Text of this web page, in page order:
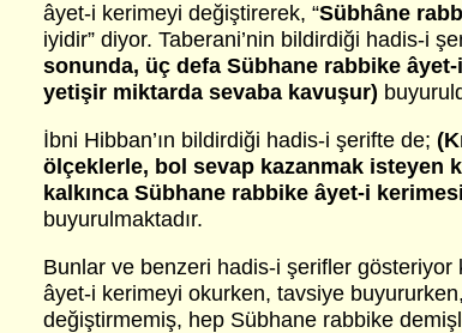
âyet-i kerimeyi değiştirerek, “Sübhâne
iyidir” diyor. Taberani’nin bildirdiği hadis-i
sonunda, üç defa Sübhane rabbike
yetişir miktarda sevaba kavuşur)
İbni Hibban’ın bildirdiği hadis-i şerifte de;
ölçeklerle, bol sevap kazanmak isteyen
kalkınca Sübhane rabbike âyet-i
buyurulmaktadır.
Bunlar ve benzeri hadis-i şerifler
âyet-i kerimeyi okurken, tavsiye
değiştirmemiş, hep Sübhane rabbike